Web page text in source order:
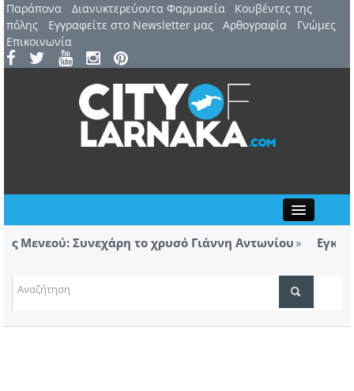
Παράπονα Διανυκτερεύοντα Φαρμακεία
Kουβέντες της
πόλης
Εγγραφείτε στο Newsletter μας Αρθογραφία
Γνώμες
Επικοινωνία
ΤΟΠΙΚΑ ΝΕΑ
Συνεχάρη το χρυσό Γιάννη Αντωνίου
τσιγάρα βρέθηκαν σε ταξί με προορισμό